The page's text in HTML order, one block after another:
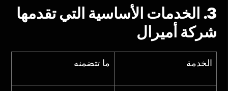
3. الخدمات الأساسية التي تقدمها
شركة أميرال
الخدمة ما تتضمنه